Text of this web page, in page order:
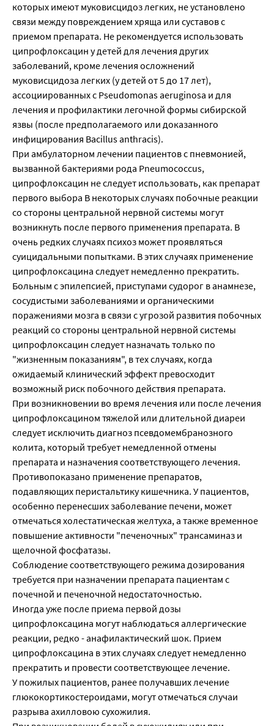
которых имеют муковисцидоз легких, не установлено
связи между повреждением хряща или суставов с
приемом препарата. Не рекомендуется использовать
ципрофлоксацин у детей для лечения других
заболеваний, кроме лечения осложнений
муковисцидоза легких (у детей от 5 до 17 лет),
ассоциированных с Pseudomonas aeruginosa и для
лечения и профилактики легочной формы сибирской
язвы (после предполагаемого или доказанного
инфицирования Bacillus anthracis).
При амбулаторном лечении пациентов с пневмонией,
вызванной бактериями рода Pneumococcus,
ципрофлоксацин не следует использовать, как препарат
первого выбора В некоторых случаях побочные реакции
со стороны центральной нервной системы могут
возникнуть после первого применения препарата. В
очень редких случаях психоз может проявляться
суицидальными попытками. В этих случаях применение
ципрофлоксацина следует немедленно прекратить.
Больным с эпилепсией, приступами судорог в анамнезе,
сосудистыми заболеваниями и органическими
поражениями мозга в связи с угрозой развития побочных
реакций со стороны центральной нервной системы
ципрофлоксацин следует назначать только по
"жизненным показаниям", в тех случаях, когда
ожидаемый клинический эффект превосходит
возможный риск побочного действия препарата.
При возникновении во время лечения или после лечения
ципрофлоксацином тяжелой или длительной диареи
следует исключить диагноз псевдомембранозного
колита, который требует немедленной отмены
препарата и назначения соответствующего лечения.
Противопоказано применение препаратов,
подавляющих перистальтику кишечника. У пациентов,
особенно перенесших заболевание печени, может
отмечаться холестатическая желтуха, а также временное
повышение активности "печеночных" трансаминаз и
щелочной фосфатазы.
Соблюдение соответствующего режима дозирования
требуется при назначении препарата пациентам с
почечной и печеночной недостаточностью.
Иногда уже после приема первой дозы
ципрофлоксацина могут наблюдаться аллергические
реакции, редко - анафилактический шок. Прием
ципрофлоксацина в этих случаях следует немедленно
прекратить и провести соответствующее лечение.
У пожилых пациентов, ранее получавших лечение
глюкокортикостероидами, могут отмечаться случаи
разрыва ахилловою сухожилия.